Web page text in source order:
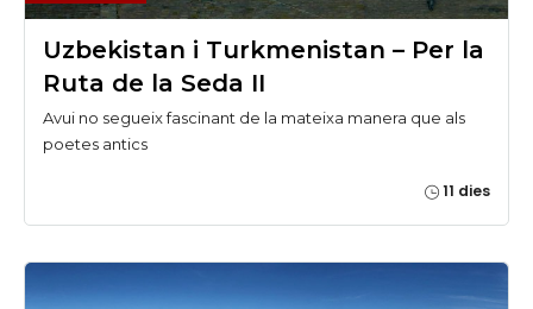
Uzbekistan i Turkmenistan – Per la
Ruta de la Seda II
Avui no segueix fascinant de la mateixa manera que als
poetes antics
11 dies